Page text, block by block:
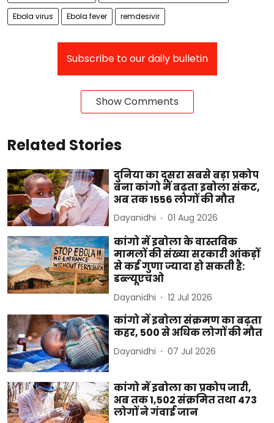
Ebola virus Ebola fever remdesivir
Subscribe to our daily bulletin
Show Comments
Related Stories
दुनिया का दूसरा सबसे बड़ा प्रकोप
बना कांगो में बढ़ता इबोला संकट,
अब तक 1556 लोगों की मौत
Dayanidhi 01 Aug 2026
कांगो में इबोला के वास्तविक
मामलों की संख्या सरकारी आंकड़ों
से कई गुणा ज्यादा हो सकती है:
डब्ल्यूएचओ
Dayanidhi 12 Jul 2026
कांगो में इबोला संक्रमण का बढ़ता
कहर, 500 से अधिक लोगों की मौत
Dayanidhi 07 Jul 2026
कांगो में इबोला का प्रकोप जारी,
अब तक 1,502 संक्रमित तथा 473
लोगों ने गंवाई जान